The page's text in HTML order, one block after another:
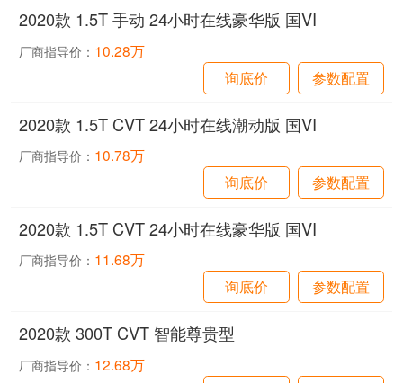
2020款 1.5T 手动 24小时在线豪华版 国VI
厂商指导价： 10.28万
询底价
参数配置
2020款 1.5T CVT 24小时在线潮动版 国VI
厂商指导价： 10.78万
询底价
参数配置
2020款 1.5T CVT 24小时在线豪华版 国VI
厂商指导价： 11.68万
询底价
参数配置
2020款 300T CVT 智能尊贵型
厂商指导价： 12.68万